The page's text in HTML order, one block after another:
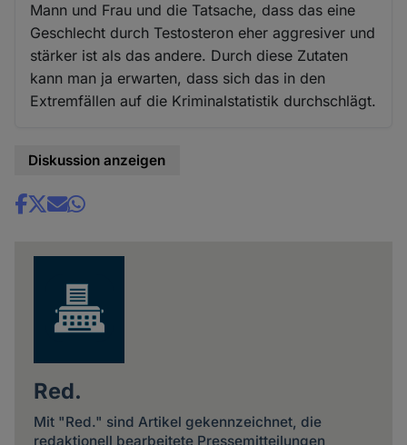
Mann und Frau und die Tatsache, dass das eine
Geschlecht durch Testosteron eher aggresiver und
stärker ist als das andere. Durch diese Zutaten
kann man ja erwarten, dass sich das in den
Extremfällen auf die Kriminalstatistik durchschlägt.
Diskussion anzeigen
Share
Red.
Mit "Red." sind Artikel gekennzeichnet, die
redaktionell bearbeitete Pressemitteilungen